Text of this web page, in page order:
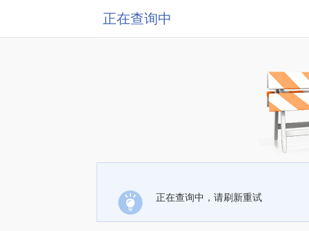
正在查询中
正在查询中，请刷新重试